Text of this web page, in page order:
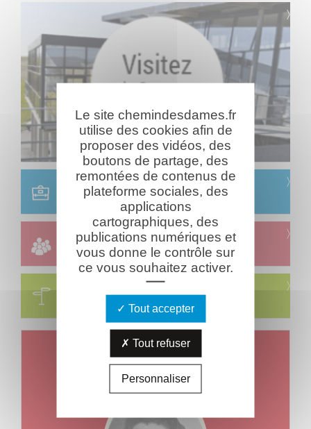
Scolaire
Réservation & informations
Groupes
Réservation & informations
Visites & parcours thématiques
Un jour, un combattant
Mort le Jeudi 09 août 1917
Le site chemindesdames.fr
utilise des cookies afin de
proposer des vidéos, des
boutons de partage, des
remontées de contenus de
plateforme sociales, des
applications
cartographiques, des
publications numériques et
vous donne le contrôle sur
ce vous souhaitez activer.
Tout accepter
Tout refuser
Personnaliser